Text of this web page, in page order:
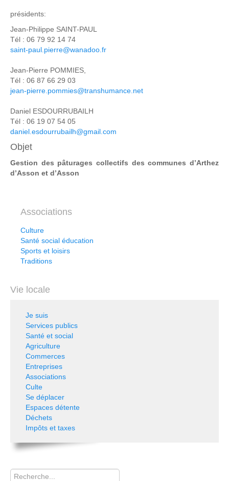
présidents:
Jean-Philippe SAINT-PAUL
Tél : 06 79 92 14 74
saint-paul.pierre@wanadoo.fr
Jean-Pierre POMMIES,
Tél : 06 87 66 29 03
jean-pierre.pommies@transhumance.net
Daniel ESDOURRUBAILH
Tél : 06 19 07 54 05
daniel.esdourrubailh@gmail.com
Objet
Gestion des pâturages collectifs des communes d’Arthez
d’Asson et d’Asson
Associations
Culture
Santé social éducation
Sports et loisirs
Traditions
Vie locale
Je suis
Services publics
Santé et social
Agriculture
Commerces
Entreprises
Associations
Culte
Se déplacer
Espaces détente
Déchets
Impôts et taxes
Rechercher